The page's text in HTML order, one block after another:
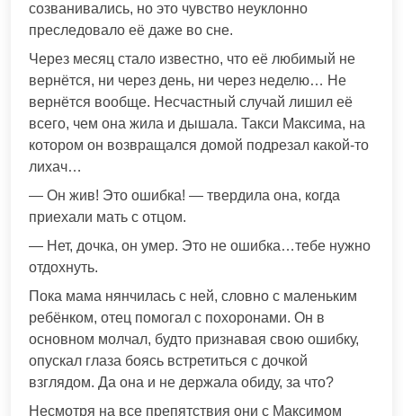
созванивались, но это чувство неуклонно
преследовало её даже во сне.
Через месяц стало известно, что её любимый не
вернётся, ни через день, ни через неделю… Не
вернётся вообще. Несчастный случай лишил её
всего, чем она жила и дышала. Такси Максима, на
котором он возвращался домой подрезал какой-то
лихач…
— Он жив! Это ошибка! — твердила она, когда
приехали мать с отцом.
— Нет, дочка, он умер. Это не ошибка…тебе нужно
отдохнуть.
Пока мама нянчилась с ней, словно с маленьким
ребёнком, отец помогал с похоронами. Он в
основном молчал, будто признавая свою ошибку,
опускал глаза боясь встретиться с дочкой
взглядом. Да она и не держала обиду, за что?
Несмотря на все препятствия они с Максимом